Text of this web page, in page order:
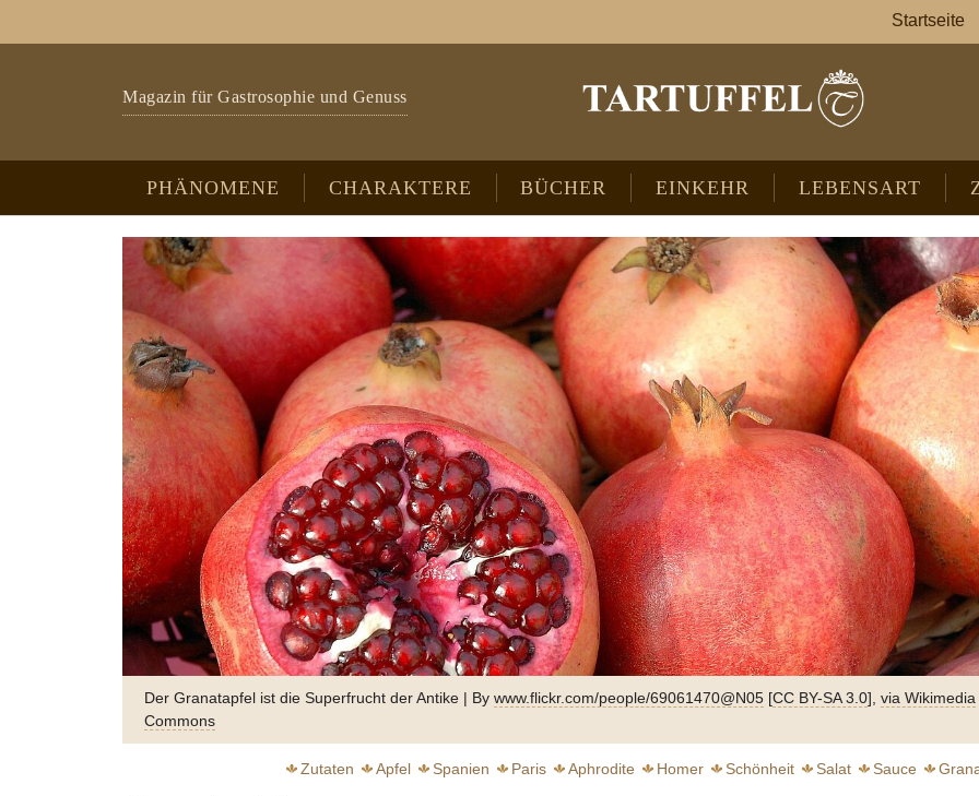
Magazin für Gastrosophie und Genuss
PHÄNOMENE CHARAKTERE BÜCHER EINKEHR LEBENSART
Startseite
Der Granatapfel ist die Superfrucht der Antike | By www.flickr.com/people/69061470@N05 [CC BY-SA 3.0], via Wikimedia
Commons
Granatapfel (Punica granatum) | Quelle: wikipedia Gemeinfrei,
Zutaten Apfel Spanien Paris Aphrodite Homer Schönheit Salat Sauce